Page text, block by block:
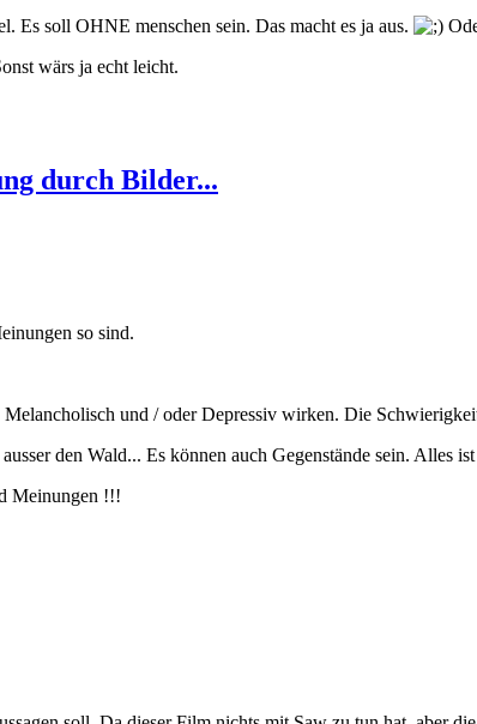
Es soll OHNE menschen sein. Das macht es ja aus.
wärs ja echt leicht.
durch Bilder...
so sind.
und / oder Depressiv wirken. Die
den Wald... Es können auch Gegenstände sein. Alles
Meinungen !!!